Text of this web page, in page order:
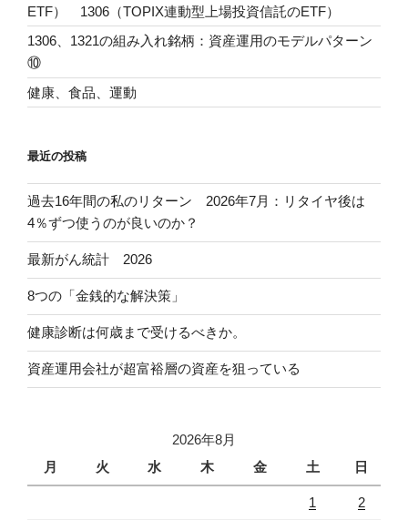
ETF） 1306（TOPIX連動型上場投資信託のETF）
1306、1321の組み入れ銘柄：資産運用のモデルパターン
⑩
健康、食品、運動
最近の投稿
過去16年間の私のリターン 2026年7月：リタイヤ後は
4％ずつ使うのが良いのか？
最新がん統計 2026
8つの「金銭的な解決策」
健康診断は何歳まで受けるべきか。
資産運用会社が超富裕層の資産を狙っている
2026年8月
月
火 水 木 金 土 日
1 2